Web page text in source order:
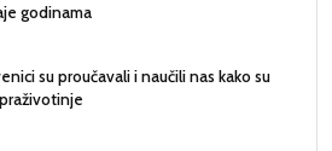
godinama
su proučavali i naučili nas kako su